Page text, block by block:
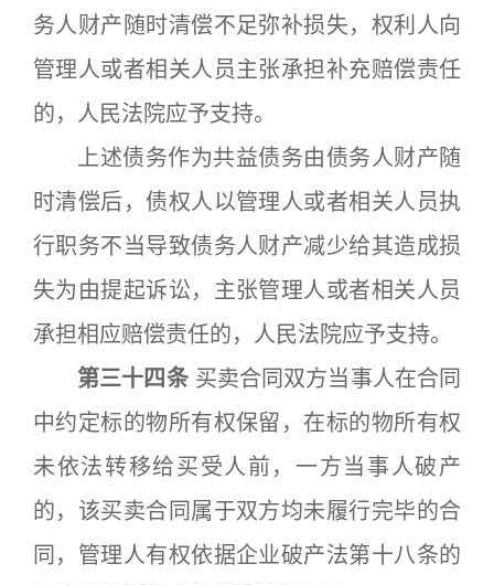
务人财产随时清偿不足弥补损失，权利人向
管理人或者相关人员主张承担补充赔偿责任
的，人民法院应予支持。
上述债务作为共益债务由债务人财产随
时清偿后，债权人以管理人或者相关人员执
行职务不当导致债务人财产减少给其造成损
失为由提起诉讼，主张管理人或者相关人员
承担相应赔偿责任的，人民法院应予支持。
第三十四条买卖合同双方当事人在合同
中约定标的物所有权保留，在标的物所有权
未依法转移给买受人前，一方当事人破产
的，该买卖合同属于双方均未履行完毕的合
同，管理人有权依据企业破产法第十八条的